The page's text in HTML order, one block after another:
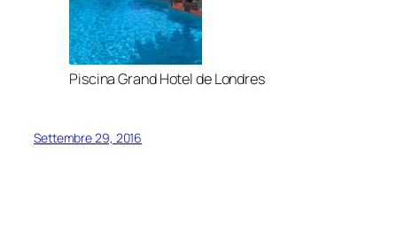
Piscina Grand Hotel de Londres
Settembre 29, 2016